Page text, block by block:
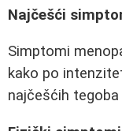
Najčešći
Simptomi
kako po
najčešćih tegoba